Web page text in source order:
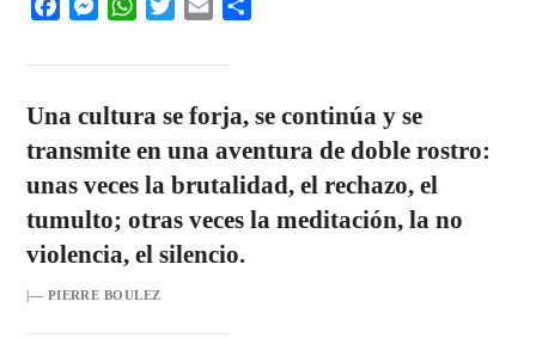
FacebookMessengerWhatsAppTwitterEmail
Una cultura se forja, se continúa y se
transmite en una aventura de doble rostro:
unas veces la brutalidad, el rechazo, el
tumulto; otras veces la meditación, la no
violencia, el silencio.
|— PIERRE BOULEZ